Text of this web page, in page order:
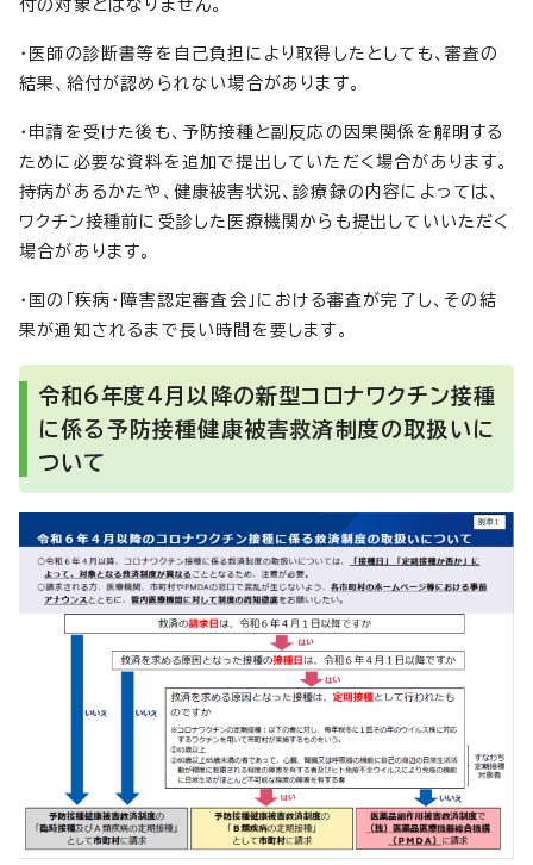
付の対象とはなりません。
・医師の診断書等を自己負担により取得したとしても、審査の
結果、給付が認められない場合があります。
・申請を受けた後も、予防接種と副反応の因果関係を解明する
ために必要な資料を追加で提出していただく場合があります。
持病があるかたや、健康被害状況、診療録の内容によっては、
ワクチン接種前に受診した医療機関からも提出していいただく
場合があります。
・国の「疾病・障害認定審査会」における審査が完了し、その結
果が通知されるまで長い時間を要します。
令和6年度4月以降の新型コロナワクチン接種
に係る予防接種健康被害救済制度の取扱いに
ついて